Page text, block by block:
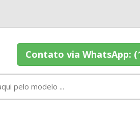
Contato via WhatsApp: